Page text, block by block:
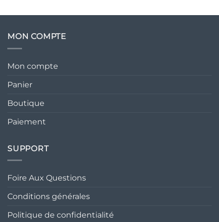
MON COMPTE
Mon compte
Panier
Boutique
Paiement
SUPPORT
Foire Aux Questions
Conditions générales
Politique de confidentialité